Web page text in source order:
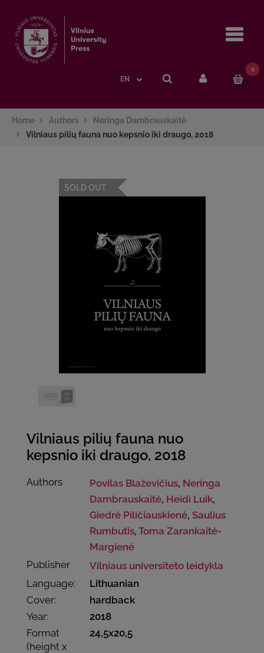
EN
0
Home Authors
Neringa Dambrauskaitė
Vilniaus pilių fauna nuo kepsnio iki draugo, 2018
SOLD OUT
Vilniaus pilių fauna nuo
kepsnio iki draugo, 2018
Authors Povilas Blaževičius, Neringa
Dambrauskaitė, Heidi Luik,
Giedrė Piličiauskienė,Saulius
Rumbutis,Toma Zarankaitė-
Margienė
Publisher
Vilniaus universiteto leidykla
Language:
Lithuanian
Cover:
hardback
Year:
2018
Format
(height x
24,5x20,5